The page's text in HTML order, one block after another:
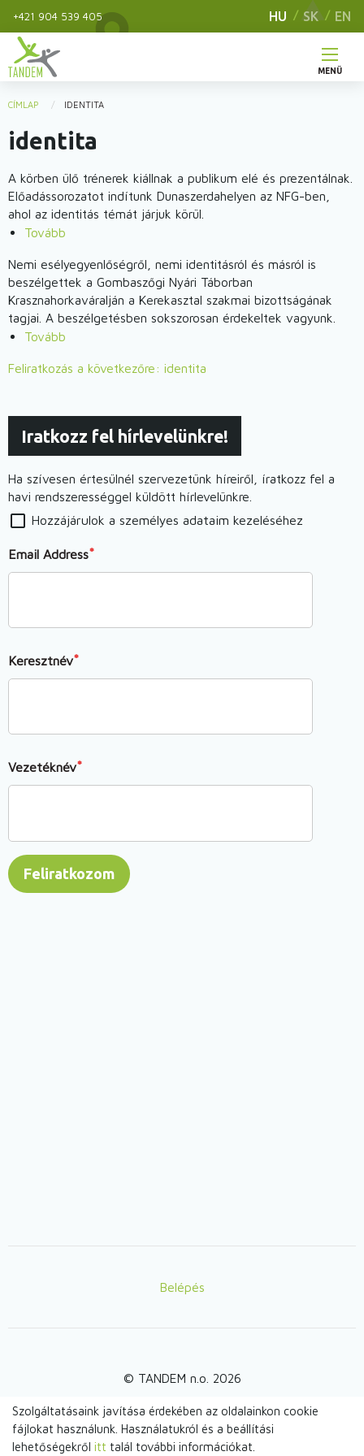
tartalomra
+421 904 539 405 HU SK EN
Main
navigation
MENÜ
are
CÍMLAP IDENTITA
identita
A körben ülő trénerek kiállnak a publikum elé és prezentálnak.
Előadássorozatot indítunk Dunaszerdahelyen az NFG-ben,
ahol az identitás témát járjuk körül.
Tovább
Nemi esélyegyenlőségről, nemi identitásról és másról is
beszélgettek a Gombaszőgi Nyári Táborban
Krasznahorkaváralján a Kerekasztal szakmai bizottságának
tagjai. A beszélgetésben sokszorosan érdekeltek vagyunk.
Tovább
az
ha
nő?
)
Feliratkozás a következőre: identita
Iratkozz fel hírlevelünkre!
Ha szívesen értesülnél szervezetünk híreiről, íratkozz fel a
havi rendszerességgel küldött hírlevelünkre.
Hozzájárulok a személyes adataim kezeléséhez
Email Address
Keresztnév
Vezetéknév
Belépés
© TANDEM n.o. 2026
webdesign by
Szolgáltatásaink javítása érdekében az oldalainkon cookie
fájlokat használunk. Használatukról és a beállítási
lehetőségekről itt talál további információkat.